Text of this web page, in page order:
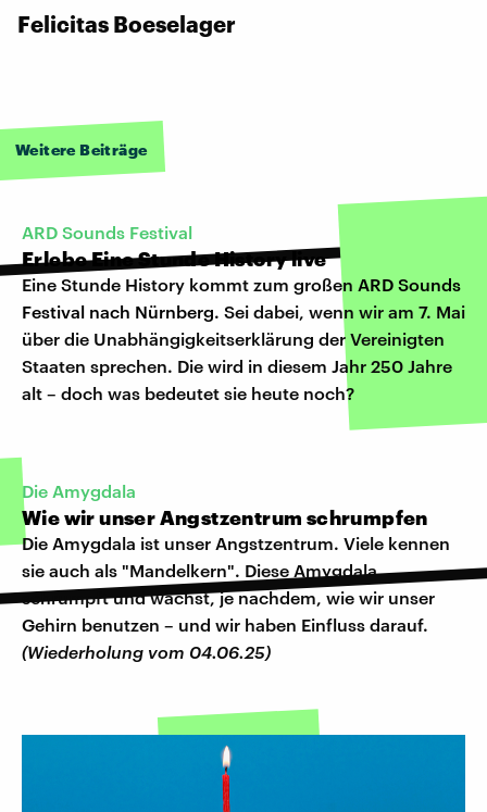
Felicitas Boeselager
Weitere Beiträge
ARD Sounds Festival
Erlebe Eine Stunde History live
Eine Stunde History kommt zum großen ARD Sounds
Festival nach Nürnberg. Sei dabei, wenn wir am 7. Mai
über die Unabhängigkeitserklärung der Vereinigten
Staaten sprechen. Die wird in diesem Jahr 250 Jahre
alt – doch was bedeutet sie heute noch?
Die Amygdala
Wie wir unser Angstzentrum schrumpfen
Die Amygdala ist unser Angstzentrum. Viele kennen
sie auch als "Mandelkern". Diese Amygdala
schrumpft und wächst, je nachdem, wie wir unser
Gehirn benutzen – und wir haben Einfluss darauf.
(Wiederholung vom 04.06.25)